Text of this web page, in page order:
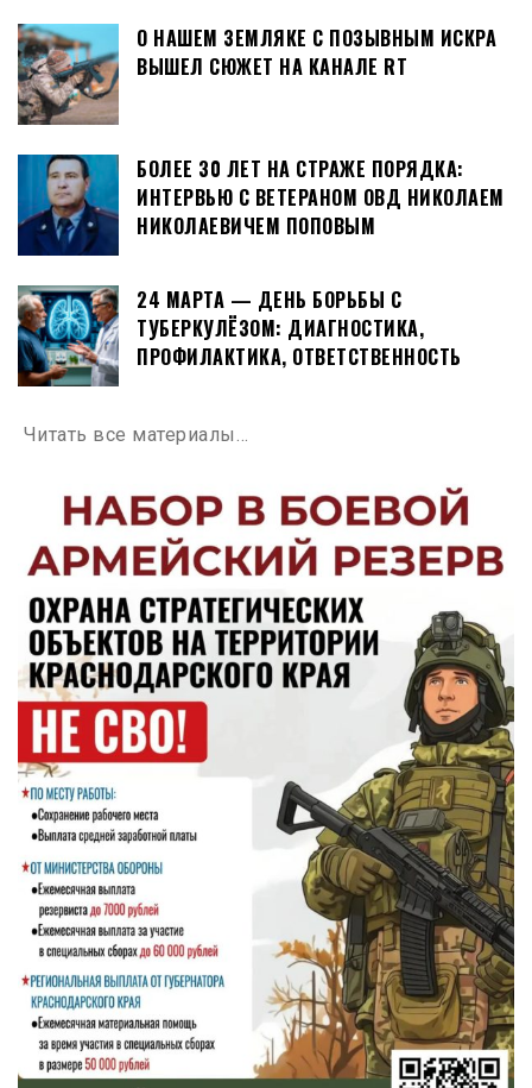
О НАШЕМ ЗЕМЛЯКЕ С ПОЗЫВНЫМ ИСКРА
ВЫШЕЛ СЮЖЕТ НА КАНАЛЕ RT
БОЛЕЕ 30 ЛЕТ НА СТРАЖЕ ПОРЯДКА:
ИНТЕРВЬЮ С ВЕТЕРАНОМ ОВД НИКОЛАЕМ
НИКОЛАЕВИЧЕМ ПОПОВЫМ
24 МАРТА — ДЕНЬ БОРЬБЫ С
ТУБЕРКУЛЁЗОМ: ДИАГНОСТИКА,
ПРОФИЛАКТИКА, ОТВЕТСТВЕННОСТЬ
Читать все материалы…